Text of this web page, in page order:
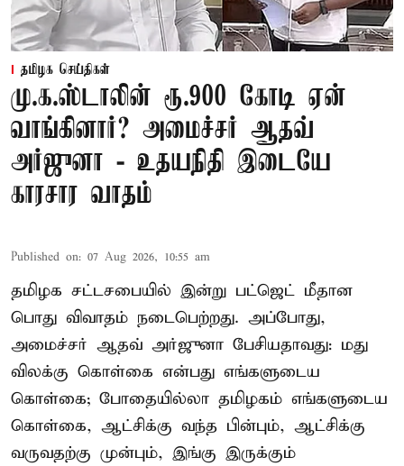
தமிழக செய்திகள்
மு.க.ஸ்டாலின் ரூ.900 கோடி ஏன்
வாங்கினார்? அமைச்சர் ஆதவ்
அர்ஜுனா - உதயநிதி இடையே
காரசார வாதம்
Published on: 07 Aug 2026, 10:55 am
தமிழக சட்டசபையில் இன்று பட்ஜெட் மீதான
பொது விவாதம் நடைபெற்றது. அப்போது,
அமைச்சர் ஆதவ் அர்ஜுனா பேசியதாவது: மது
விலக்கு கொள்கை என்பது எங்களுடைய
கொள்கை; போதையில்லா தமிழகம் எங்களுடைய
கொள்கை, ஆட்சிக்கு வந்த பின்பும், ஆட்சிக்கு
வருவதற்கு முன்பும், இங்கு இருக்கும்